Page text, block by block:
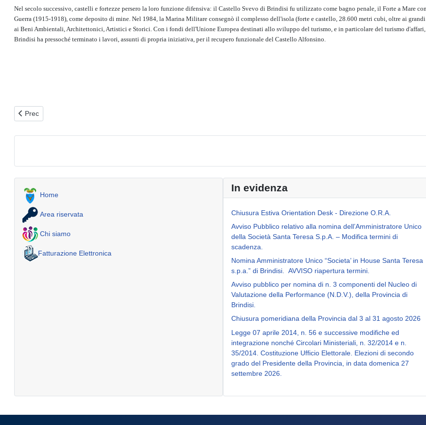
Nel secolo successivo, castelli e fortezze persero la loro funzione difensiva: il Castello Svevo di Brindisi fu utilizzato come bagno penale, il Forte a Mare
Guerra (1915-1918), come deposito di mine. Nel 1984, la Marina Militare consegnò il complesso dell'isola (forte e castello, 28.600 metri cubi, oltre ai
ai Beni Ambientali, Architettonici, Artistici e Storici. Con i fondi dell'Unione Europea destinati allo sviluppo del turismo, e in particolare del turismo
Brindisi ha pressoché terminato i lavori, assunti di propria iniziativa, per il recupero funzionale del Castello Alfonsino.
Articolo precedente: Le Colonne Romane di Brindisi
Prec
Home
Area riservata
Chi siamo
Fatturazione Elettronica
In evidenza
Chiusura Estiva Orientation Desk - Direzione O.R.A.
Avviso Pubblico relativo alla nomina dell’Amministratore Unico
della Società Santa Teresa S.p.A. – Modifica termini di
scadenza.
Nomina Amministratore Unico “Societa’ in House Santa Teresa
s.p.a.” di Brindisi. AVVISO riapertura termini.
Avviso pubblico per nomina di n. 3 componenti del Nucleo di
Valutazione della Performance (N.D.V.), della Provincia di
Brindisi.
Chiusura pomeridiana della Provincia dal 3 al 31 agosto 2026
Legge 07 aprile 2014, n. 56 e successive modifiche ed
integrazione nonché Circolari Ministeriali, n. 32/2014 e n.
35/2014. Costituzione Ufficio Elettorale. Elezioni di secondo
grado del Presidente della Provincia, in data domenica 27
settembre 2026.